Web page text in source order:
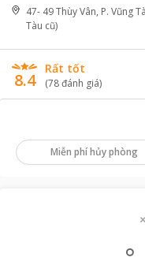
47- 49 Thùy Vân, P. Vũng
Tàu cũ)
8.4
Rất tốt
(78đánh giá)
Miễn phí hủy phòng